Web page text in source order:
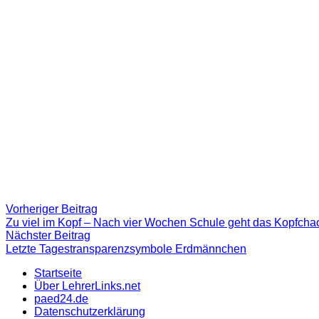
Beitragsnavigation
Vorheriger Beitrag
Beitrag:
Zu viel im Kopf – Nach vier Wochen Schule geht das
Nächster Beitrag
Beitrag
Letzte Tagestransparenzsymbole Erdmännchen
Startseite
Über LehrerLinks.net
paed24.de
Datenschutzerklärung